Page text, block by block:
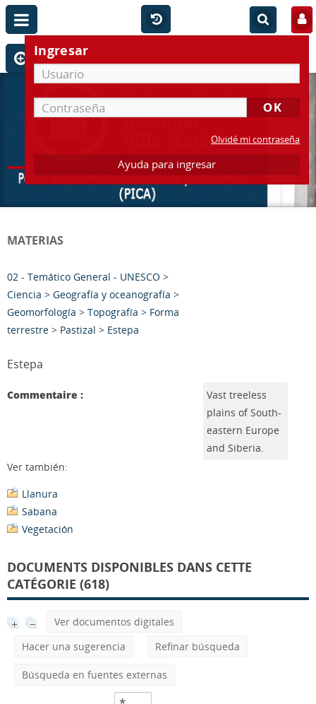
Ingresar
Olvidé mi contraseña
Ayuda para ingresar
MATERIAS
02 - Temático General - UNESCO >
Ciencia > Geografía y oceanografía >
Geomorfología > Topografía > Forma
terrestre > Pastizal > Estepa
Estepa
Commentaire :
Vast treeless
plains of South-
eastern Europe
and Siberia.
Ver también:
Llanura
Sabana
Vegetación
DOCUMENTS DISPONIBLES DANS CETTE
CATÉGORIE (618)
Ver documentos digitales
Hacer una sugerencia
Refinar búsqueda
Búsqueda en fuentes externas